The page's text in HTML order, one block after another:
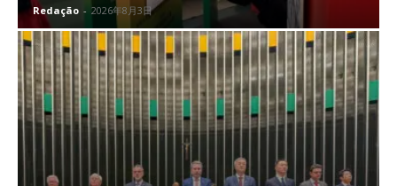
Redação - 2026年8月3日